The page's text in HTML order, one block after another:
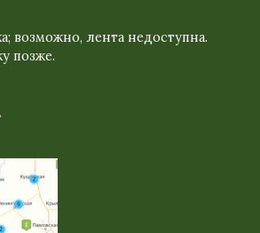
возможно, лента недоступна.
позже.